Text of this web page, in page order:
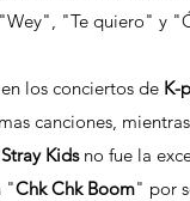
"Te quiero" y
los conciertos de
K-
canciones,
Stray Kids no fue la
"Chk Chk Boom" por